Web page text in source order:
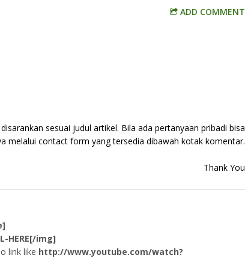
ADD COMMENT
sesuai judul artikel. Bila ada pertanyaan pribadi bisa
melalui contact form yang tersedia dibawah kotak komentar.
Thank You
HERE[/img]
link like http://www.youtube.com/watch?